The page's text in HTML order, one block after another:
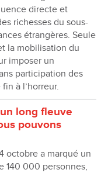
directe et
richesses du sous-
étrangères. Seule
la mobilisation du
imposer un
participation des
à l’horreur.
long fleuve
pouvons
octobre a marqué un
140 000 personnes,